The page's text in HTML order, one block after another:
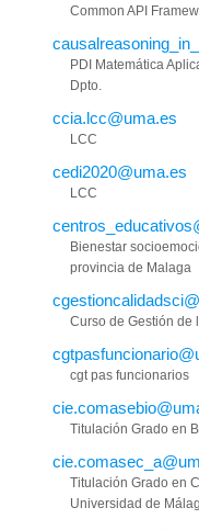
Common API
PDI Matemática
Dpto.
ccia.lcc@uma.es
LCC
cedi2020@uma.es
LCC
Bienestar
provincia de Malaga
Curso de Gestión de
cgt pas funcionarios
Titulación Grado en
Titulación Grado en
Universidad de